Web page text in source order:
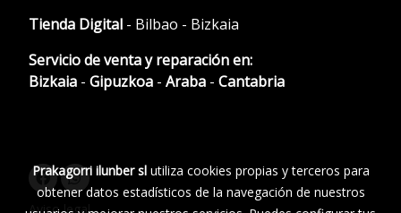
Tienda Digital - Bilbao - Bizkaia
Servicio de venta y reparación en:
Bizkaia - Gipuzkoa - Araba - Cantabria
Aviso legal
Prakagorri ilunber slutiliza cookies propias y terceros para
obtener datos estadísticos de la navegación de nuestros